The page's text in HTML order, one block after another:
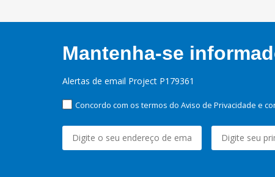
Mantenha-se
Alertas de email Project P179361
Concordo com os termos do Aviso de Privacidade e